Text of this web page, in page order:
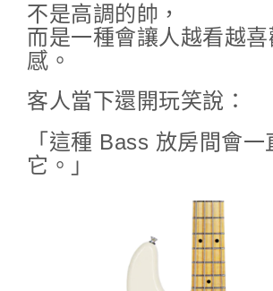
不是高調的帥，
而是一種會讓人越看越
感。
客人當下還開玩笑說：
「這種 Bass 放房間會一
它。」